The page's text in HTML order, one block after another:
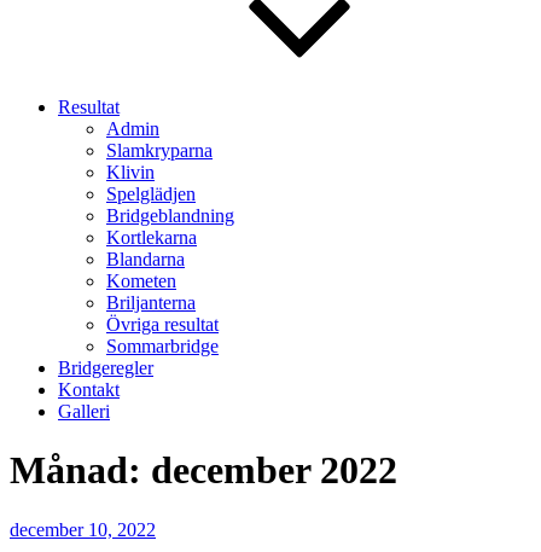
Resultat
Admin
Slamkryparna
Klivin
Spelglädjen
Bridgeblandning
Kortlekarna
Blandarna
Kometen
Briljanterna
Övriga resultat
Sommarbridge
Bridgeregler
Kontakt
Galleri
Månad: december 2022
Publicerat
december 10, 2022